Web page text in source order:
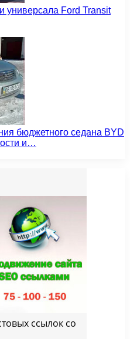
универсала Ford Transit
бюджетного седана BYD
и…